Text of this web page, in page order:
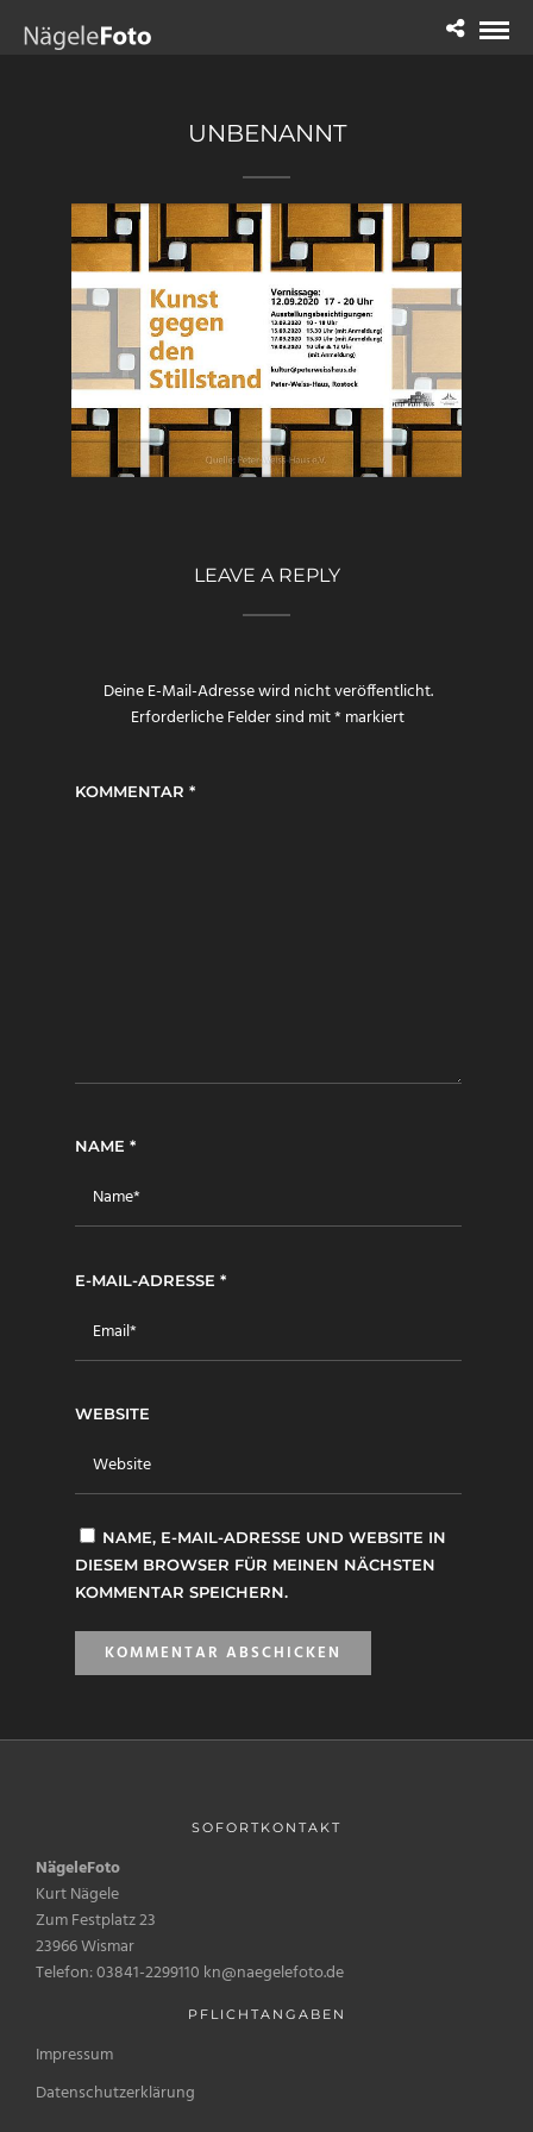
UNBENANNT
LEAVE A REPLY
Deine E-Mail-Adresse wird nicht veröffentlicht.
Erforderliche Felder sind mit*markiert
KOMMENTAR *
NAME *
E-MAIL-ADRESSE *
WEBSITE
NAME, E-MAIL-ADRESSE UND WEBSITE IN
DIESEM BROWSER FÜR MEINEN NÄCHSTEN
KOMMENTAR SPEICHERN.
SOFORTKONTAKT
NägeleFoto
Kurt Nägele
Zum Festplatz 23
23966 Wismar
Telefon: 03841-2299110 kn@naegelefoto.de
PFLICHTANGABEN
Impressum
Datenschutzerklärung